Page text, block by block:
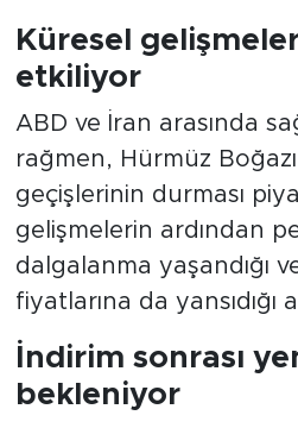
Küresel
etkiliyor
ABD ve İran arasında
rağmen, Hürmüz
geçişlerinin durması
gelişmelerin ardından
dalgalanma yaşandığı
fiyatlarına da yansıdığı
İndirim sonrası
bekleniyor